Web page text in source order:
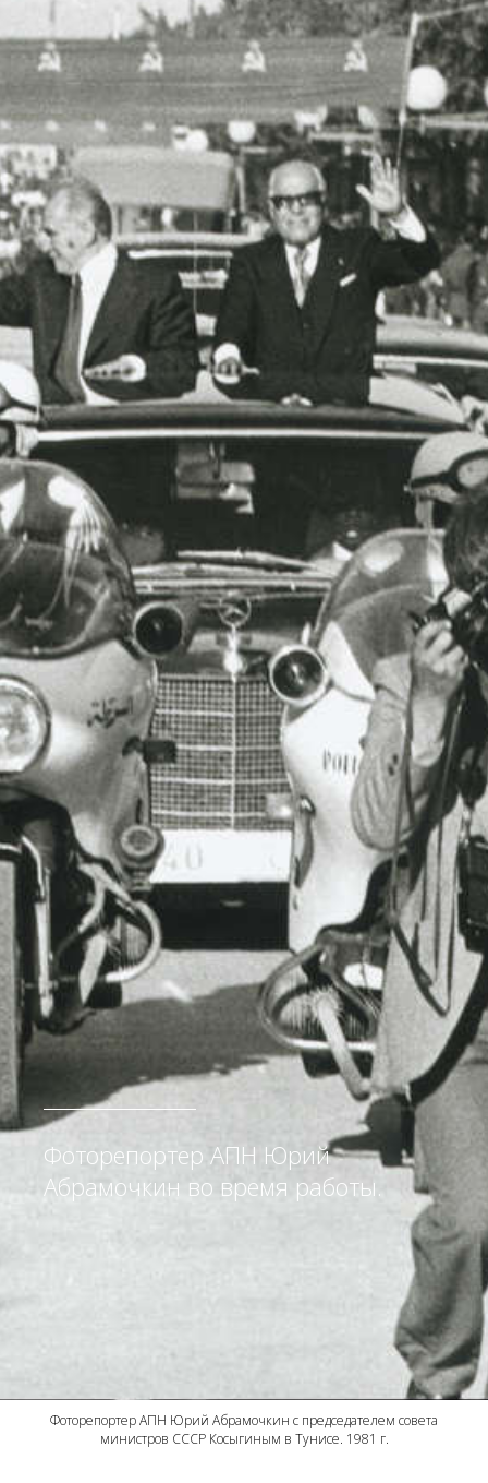
Фоторепортер АПН Юрий
Абрамочкин во время работы.
Фоторепортер АПН Юрий Абрамочкин с председателем совета
министров СССР Косыгиным в Тунисе. 1981 г.